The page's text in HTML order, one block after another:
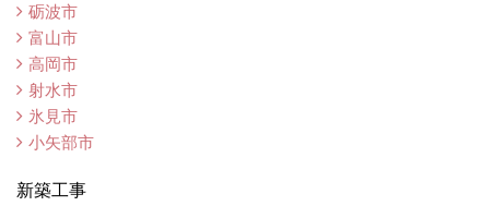
砺波市
富山市
高岡市
射水市
氷見市
小矢部市
新築工事